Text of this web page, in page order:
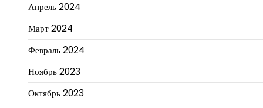
Апрель 2024
Март 2024
Февраль 2024
Ноябрь 2023
Октябрь 2023